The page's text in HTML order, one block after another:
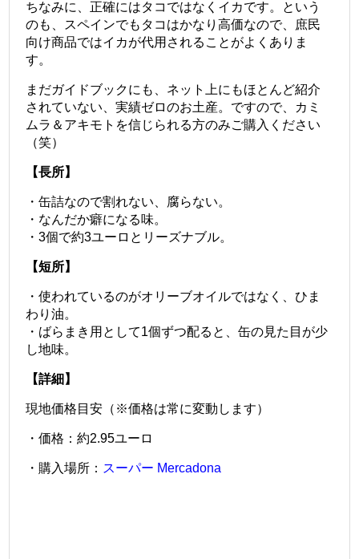
ちなみに、正確にはタコではなくイカです。
という
のも、スペインでもタコはかなり高価なので、庶民
向け商品ではイカが代用されることがよくありま
す。
まだガイドブックにも、ネット上にもほとんど紹介
されていない、実績ゼロのお土産。 ですので、カミ
ムラ＆アキモトを信じられる方のみご購入ください
（笑）
【長所】
・缶詰なので割れない、腐らない。
・なんだか癖になる味。
・3個で約3ユーロとリーズナブル。
【短所】
・使われているのがオリーブオイルではなく、ひま
わり油。
・ばらまき用として1個ずつ配ると、缶の見た目が少
し地味。
【詳細】
現地価格目安（※価格は常に変動します）
・価格：約2.95ユーロ
・購入場所： スーパー Mercadona